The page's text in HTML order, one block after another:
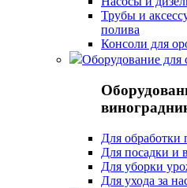
Трубы и
полива
Консоли для
Оборудование для
Для обработки
Для посадки и
Для уборки
Для ухода за